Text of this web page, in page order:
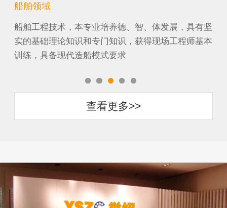
船舶领域
船舶工程技术，本专业培养德、智、体发展，具有坚
实的基础理论知识和专门知识，获得现场工程师基本
训练，具备现代造船模式要求
查看更多>>